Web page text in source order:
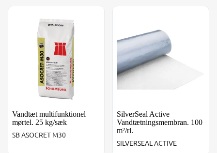
Vandtæt multifunktionel
mørtel. 25 kg/sæk
SB ASOCRET M30
SilverSeal Active
Vandtætningsmembran. 100
m²/rl.
SILVERSEAL ACTIVE